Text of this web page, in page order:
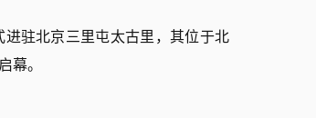
进驻北京三里屯太古里，其位于北
幕。